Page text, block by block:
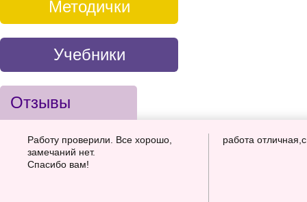
Методички
Учебники
Отзывы
Работу проверили. Все хорошо,
замечаний нет.
Спасибо вам!
работа